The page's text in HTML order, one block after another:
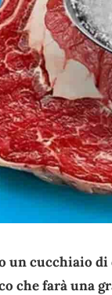
un cucchiaio
che farà una